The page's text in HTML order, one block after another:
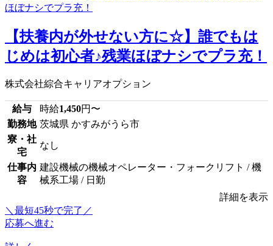
【扶養内が外せない方に☆】誰でもは
じめは初心者♪残業ほぼナシでプラ充！
株式会社綜合キャリアオプション
給与 時給1,450円〜
勤務地 茨城県 かすみがうら市
寮・社
宅
なし
仕事内
容
建設機械の機械オペレーター・フォークリフト / 機
械系工場 / 日勤
詳細を表示
＼最短45秒で完了／
応募へ進む